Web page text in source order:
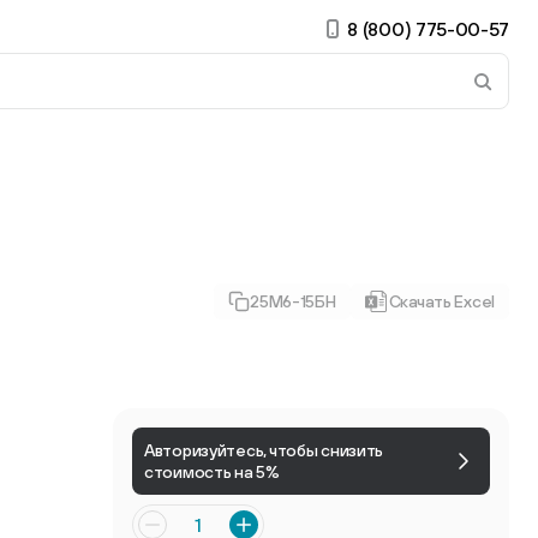
8 (800) 775-00-57
25М6-15БН Скачать Excel
Авторизуйтесь, чтобы снизить
стоимость на 5%
Есть учётная запись?